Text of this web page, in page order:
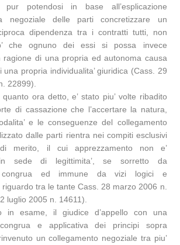
pur potendosi in base all’esplicazione
negoziale delle parti concretizzare un
dipendenza tra i contratti tutti, non
che ognuno dei essi si possa invece
ragione di una propria ed autonoma causa
una propria individualita’ giuridica (Cass. 29
22899).
ora detto, e’ stato piu’ volte ribadito
di cassazione che l’accertare la natura,
e le conseguenze del collegamento
dalle parti rientra nei compiti esclusivi
merito, il cui apprezzamento non e’
in sede di legittimita’, se sorretto da
congrua ed immune da vizi logici e
tra le tante Cass. 28 marzo 2006 n.
luglio 2005 n. 14611).
in esame, il giudice d’appello con una
e applicativa dei principi sopra
un collegamento negoziale tra piu’